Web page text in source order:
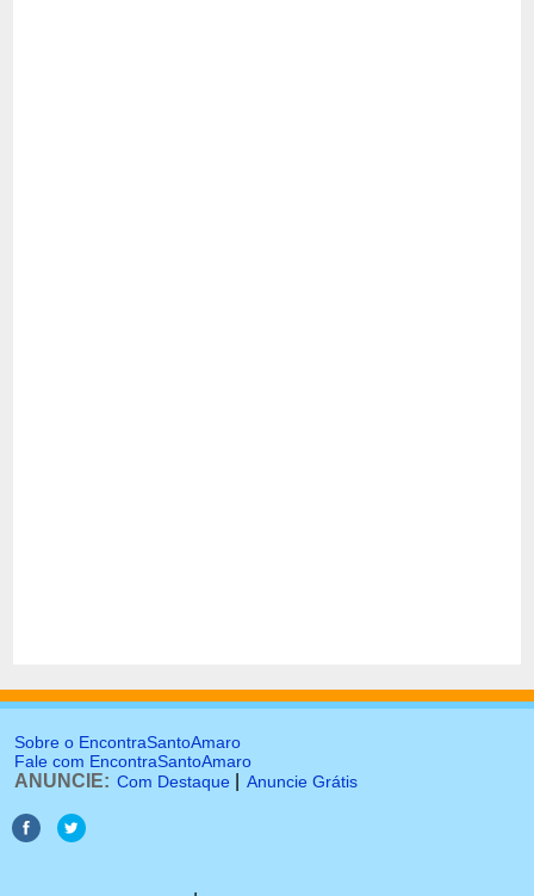
Sobre o EncontraSantoAmaro
Fale com EncontraSantoAmaro
ANUNCIE: Com Destaque Anuncie Grátis